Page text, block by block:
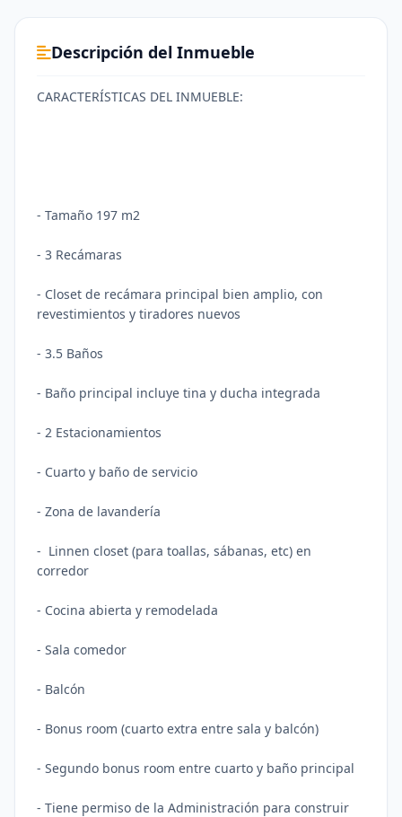
Descripción del Inmueble
CARACTERÍSTICAS DEL INMUEBLE:
- Tamaño 197 m2
- 3 Recámaras
- Closet de recámara principal bien amplio, con
revestimientos y tiradores nuevos
- 3.5 Baños
- Baño principal incluye tina y ducha integrada
- 2 Estacionamientos
- Cuarto y baño de servicio
- Zona de lavandería
- Linnen closet (para toallas, sábanas, etc) en
corredor
- Cocina abierta y remodelada
- Sala comedor
- Balcón
- Bonus room (cuarto extra entre sala y balcón)
- Segundo bonus room entre cuarto y baño principal
- Tiene permiso de la Administración para construir